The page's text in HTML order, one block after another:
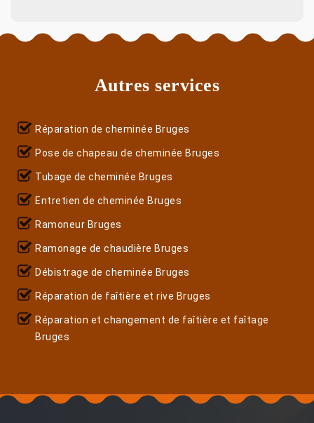
Autres services
Réparation de cheminée Bruges
Pose de chapeau de cheminée Bruges
Tubage de cheminée Bruges
Entretien de cheminée Bruges
Ramoneur Bruges
Ramonage de chaudière Bruges
Débistrage de cheminée Bruges
Réparation de faîtière et rive Bruges
Réparation et changement de faîtière et faîtage
Bruges